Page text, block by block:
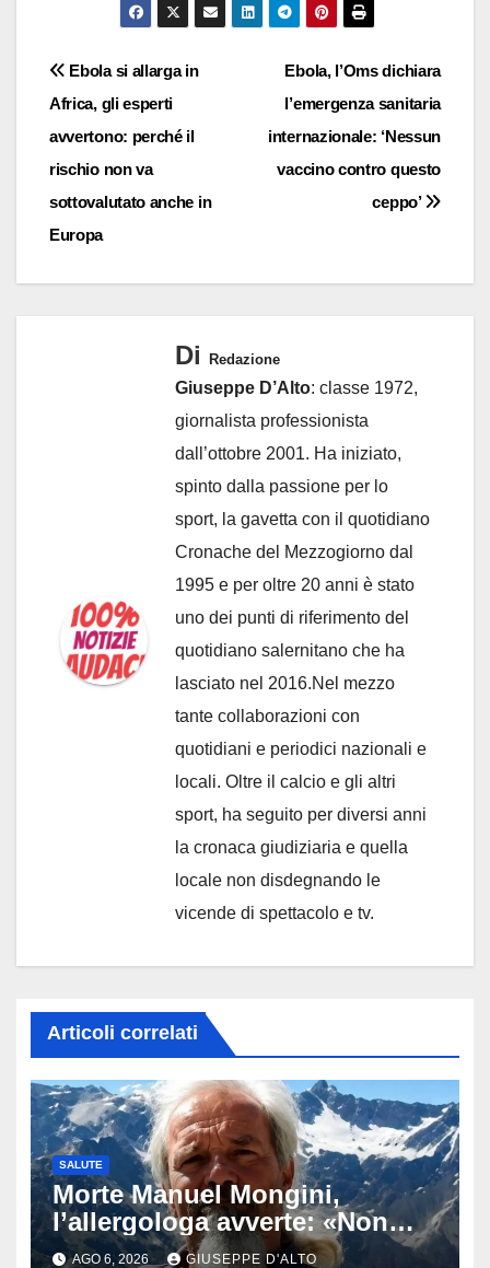
Navigazione
articoli
Ebola, l’Oms dichiara
l’emergenza sanitaria
internazionale: ‘Nessun
vaccino contro questo
ceppo’
Ebola si allarga in
Africa, gli esperti
avvertono: perché il
rischio non va
sottovalutato anche in
Europa
Di Redazione
Giuseppe D’Alto: classe 1972,
giornalista professionista
dall’ottobre 2001. Ha iniziato,
spinto dalla passione per lo
sport, la gavetta con il quotidiano
Cronache del Mezzogiorno dal
1995 e per oltre 20 anni è stato
uno dei punti di riferimento del
quotidiano salernitano che ha
lasciato nel 2016.Nel mezzo
tante collaborazioni con
quotidiani e periodici nazionali e
locali. Oltre il calcio e gli altri
sport, ha seguito per diversi anni
la cronaca giudiziaria e quella
locale non disdegnando le
vicende di spettacolo e tv.
Articoli correlati
SALUTE
Morte Manuel Mongini,
l’allergologa avverte: «Non
aspettate di sapere se siete
AGO 6, 2026 GIUSEPPE D'ALTO